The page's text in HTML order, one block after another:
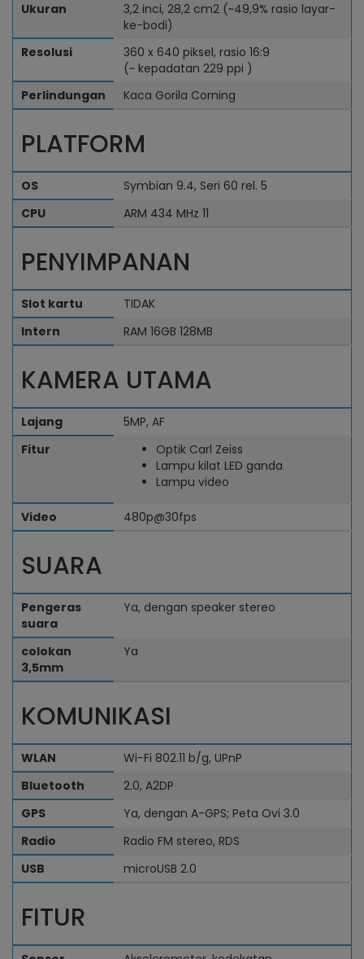
Ukuran
3,2 inci, 28,2 cm2 (~49,9% rasio layar-
ke-bodi)
Resolusi
360 x 640 piksel, rasio 16:9
(~ kepadatan 229 ppi )
Perlindungan
Kaca Gorila Corning
PLATFORM
OS
Symbian 9.4, Seri 60 rel. 5
CPU
ARM 434 MHz 11
PENYIMPANAN
Slot kartu
TIDAK
Intern
RAM 16GB 128MB
KAMERA UTAMA
Lajang
5MP, AF
Fitur
Optik Carl Zeiss
Lampu kilat LED ganda
Lampu video
Video 480p@30fps
SUARA
Pengeras
suara
Ya, dengan speaker stereo
colokan
3,5mm
Ya
KOMUNIKASI
WLAN
Wi-Fi 802.11 b/g, UPnP
Bluetooth
2.0, A2DP
GPS
Ya, dengan A-GPS; Peta Ovi 3.0
Radio
Radio FM stereo, RDS
USB
microUSB 2.0
FITUR